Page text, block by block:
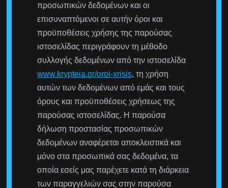
προσωπικών δεδομένων και οι
επισυναπτόμενοι σε αυτήν όροι και
προϋποθέσεις χρήσης της παρούσας
ιστοσελίδας περιγράφουν τη μέθοδο
συλλογής δεδομένων από την ιστοσελίδα
www.krypteia.gr/oroi-xrisis, τη χρήση
αυτών των δεδομένων από εμάς και τους
όρους και προϋποθέσεις χρήσεως της
παρούσας ιστοσελίδας. Η παρούσα
δήλωση προστασίας προσωπικών
δεδομένων αναφέρεται αποκλειστικά και
μόνο στα προσωπικά σας δεδομένα, τα
οποία εσείς μας παρέχετε κατά τη διάρκεια
των παραγγελιών σας στην παρούσα